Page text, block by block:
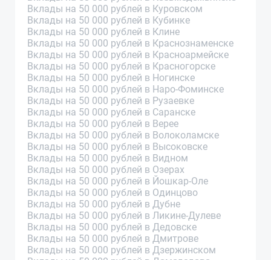
Вклады на 50 000 рублей в Куровском
Вклады на 50 000 рублей в Кубинке
Вклады на 50 000 рублей в Клине
Вклады на 50 000 рублей в Краснознаменске
Вклады на 50 000 рублей в Красноармейске
Вклады на 50 000 рублей в Красногорске
Вклады на 50 000 рублей в Ногинске
Вклады на 50 000 рублей в Наро-Фоминске
Вклады на 50 000 рублей в Рузаевке
Вклады на 50 000 рублей в Саранске
Вклады на 50 000 рублей в Верее
Вклады на 50 000 рублей в Волоколамске
Вклады на 50 000 рублей в Высоковске
Вклады на 50 000 рублей в Видном
Вклады на 50 000 рублей в Озерах
Вклады на 50 000 рублей в Йошкар-Оле
Вклады на 50 000 рублей в Одинцово
Вклады на 50 000 рублей в Дубне
Вклады на 50 000 рублей в Ликине-Дулеве
Вклады на 50 000 рублей в Дедовске
Вклады на 50 000 рублей в Дмитрове
Вклады на 50 000 рублей в Дзержинском